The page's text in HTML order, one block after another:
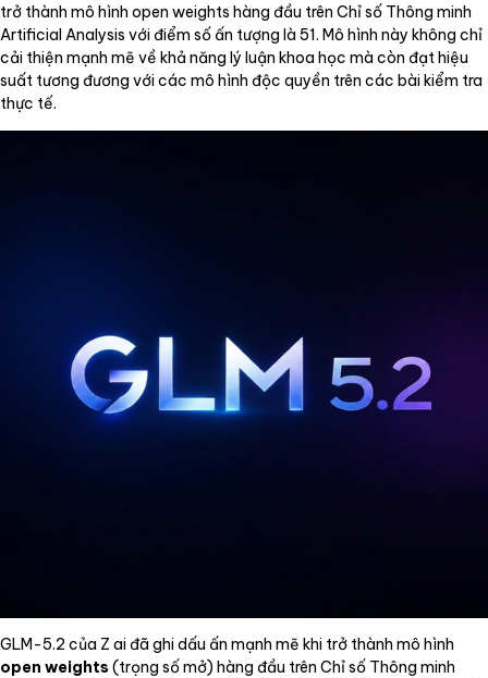
trở thành mô hình open weights hàng đầu trên Chỉ số Thông minh
Artificial Analysis với điểm số ấn tượng là 51. Mô hình này không chỉ
cải thiện mạnh mẽ về khả năng lý luận khoa học mà còn đạt hiệu
suất tương đương với các mô hình độc quyền trên các bài kiểm tra
thực tế.
GLM-5.2 của Z ai đã ghi dấu ấn mạnh mẽ khi trở thành mô hình
open weights (trọng số mở) hàng đầu trên Chỉ số Thông minh